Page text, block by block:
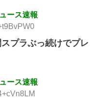
ース速報
プラぶっ続けでプレ
ース速報